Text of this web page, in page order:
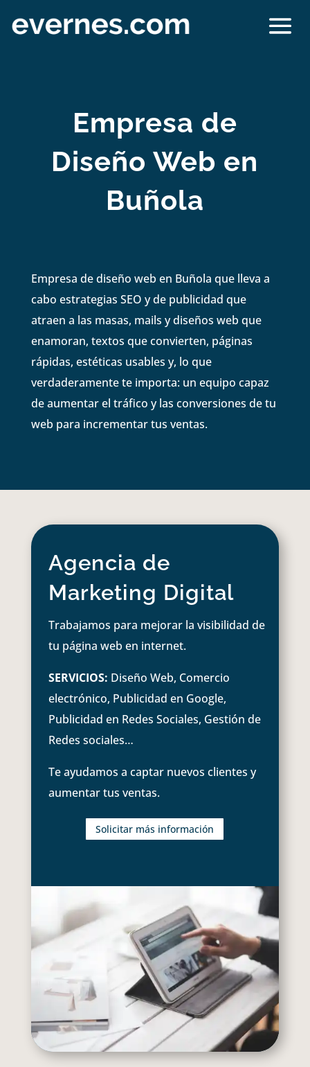
Empresa de
Diseño Web en
Buñola
Empresa de diseño web en Buñola que lleva a
cabo estrategias SEO y de publicidad que
atraen a las masas, mails y diseños web que
enamoran, textos que convierten, páginas
rápidas, estéticas usables y, lo que
verdaderamente te importa: un equipo capaz
de aumentar el tráfico y las conversiones de tu
web para incrementar tus ventas.
Agencia de
Marketing Digital
Trabajamos para mejorar la visibilidad de
tu página web en internet.
SERVICIOS: Diseño Web, Comercio
electrónico, Publicidad en Google,
Publicidad en Redes Sociales, Gestión de
Redes sociales…
Te ayudamos a captar nuevos clientes y
aumentar tus ventas.
Solicitar más información